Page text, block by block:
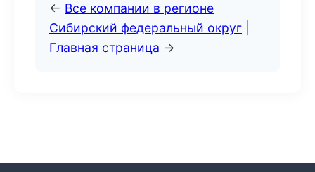
← Все компании в регионе
Сибирский федеральный округ
Главная страница →